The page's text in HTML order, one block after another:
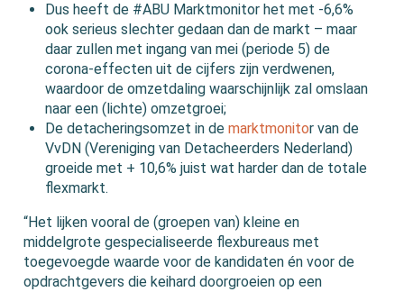
Dus heeft de #ABU Marktmonitor het met -6,6%
ook serieus slechter gedaan dan de markt – maar
daar zullen met ingang van mei (periode 5) de
corona-effecten uit de cijfers zijn verdwenen,
waardoor de omzetdaling waarschijnlijk zal omslaan
naar een (lichte) omzetgroei;
De detacheringsomzet in demarktmonitor van de
VvDN (Vereniging van Detacheerders Nederland)
groeide met + 10,6% juist wat harder dan de totale
flexmarkt.
“Het lijken vooral de (groepen van) kleine en
middelgrote gespecialiseerde flexbureaus met
toegevoegde waarde voor de kandidaten én voor de
opdrachtgevers die keihard doorgroeien op een